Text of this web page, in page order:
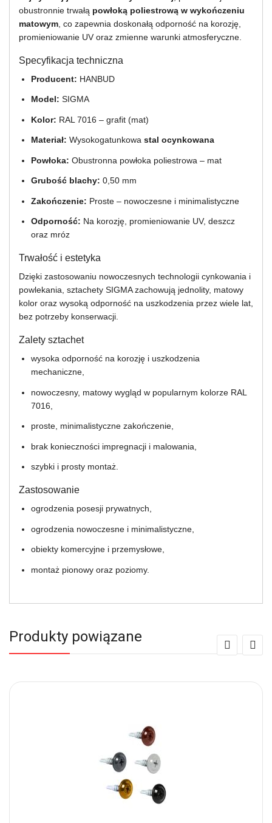
obustronnie trwałą powłoką poliestrową w wykończeniu
matowym , co zapewnia doskonałą odporność na korozję,
promieniowanie UV oraz zmienne warunki atmosferyczne.
Specyfikacja techniczna
Producent: HANBUD
Model: SIGMA
Kolor: RAL 7016 – grafit (mat)
Materiał: Wysokogatunkowa stal ocynkowana
Powłoka: Obustronna powłoka poliestrowa – mat
Grubość blachy: 0,50 mm
Zakończenie: Proste – nowoczesne i minimalistyczne
Odporność: Na korozję, promieniowanie UV, deszcz
oraz mróz
Trwałość i estetyka
Dzięki zastosowaniu nowoczesnych technologii cynkowania i
powlekania, sztachety SIGMA zachowują jednolity, matowy
kolor oraz wysoką odporność na uszkodzenia przez wiele lat,
bez potrzeby konserwacji.
Zalety sztachet
wysoka odporność na korozję i uszkodzenia
mechaniczne,
nowoczesny, matowy wygląd w popularnym kolorze RAL
7016,
proste, minimalistyczne zakończenie,
brak konieczności impregnacji i malowania,
szybki i prosty montaż.
Zastosowanie
ogrodzenia posesji prywatnych,
ogrodzenia nowoczesne i minimalistyczne,
obiekty komercyjne i przemysłowe,
montaż pionowy oraz poziomy.
Produkty powiązane